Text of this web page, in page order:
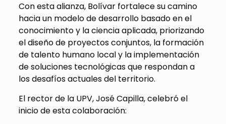
Con esta alianza, Bolívar fortalece su camino
hacia un modelo de desarrollo basado en el
conocimiento y la ciencia aplicada, priorizando
el diseño de proyectos conjuntos, la formación
de talento humano local y la implementación
de soluciones tecnológicas que respondan a
los desafíos actuales del territorio.
El rector de la UPV, José Capilla, celebró el
inicio de esta colaboración: